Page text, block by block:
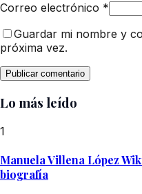
Correo electrónico *
Guardar mi nombre y
próxima vez.
Lo más leído
1
Manuela Villena López
biografía